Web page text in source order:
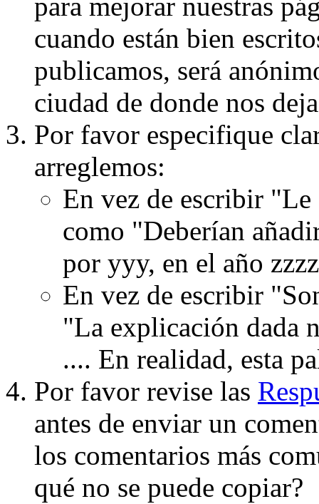
para mejorar nuestras
cuando están bien
publicamos, será
ciudad de donde nos
Por favor especifique
arreglemos:
En vez de escribir
como "Deberían
por yyy, en el año
En vez de escribir
"La explicación dada
.... En realidad, esta
Por favor revise las
antes de enviar un
los comentarios más
qué no se puede copiar?